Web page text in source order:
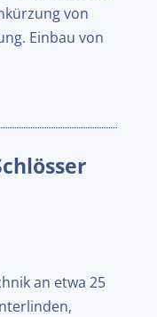
von
Einbau von
an etwa 25